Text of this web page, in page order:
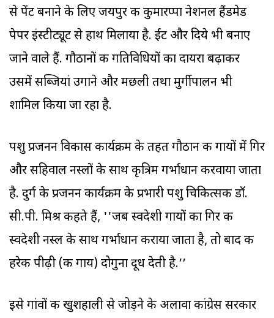
से पेंट बनाने के लिए जयपुर की कुमारप्पा नेशनल हैंडमेड
पेपर इंस्टीट्यूट से हाथ मिलाया है. ईंट और दिये भी बनाए
जाने वाले हैं. गौठानों की गतिविधियों का दायरा बढ़ाकर
उसमें सब्जियां उगाने और मछली तथा मुर्गीपालन भी
शामिल किया जा रहा है.
पशु प्रजनन विकास कार्यक्रम के तहत गौठान की गायों में गिर
और सहिवाल नस्लों के साथ कृत्रिम गर्भाधान करवाया जाता
है. दुर्ग के प्रजनन कार्यक्रम के प्रभारी पशु चिकित्सक डॉ.
सी.पी. मिश्र कहते हैं, ''जब स्वदेशी गायों का गिर की
स्वदेशी नस्ल के साथ गर्भाधान कराया जाता है, तो बाद की
हरेक पीढ़ी (की गाय) दोगुना दूध देती है.’’
इसे गांवों की खुशहाली से जोड़ने के अलावा कांग्रेस सरकार